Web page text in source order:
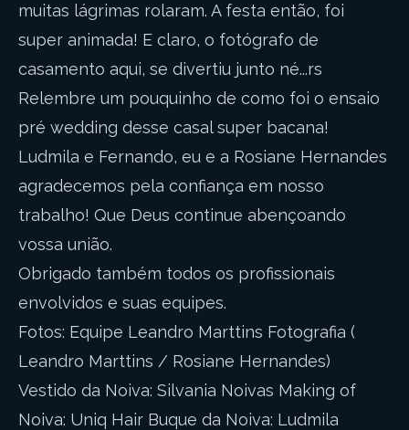
muitas lágrimas rolaram. A festa então, foi
super animada! E claro, o fotógrafo de
casamento aqui, se divertiu junto né...rs
Relembre um pouquinho de como foi o ensaio
pré wedding desse casal super bacana!
Ludmila e Fernando, eu e a Rosiane Hernandes
agradecemos pela confiança em nosso
trabalho! Que Deus continue abençoando
vossa união.
Obrigado também todos os profissionais
envolvidos e suas equipes.
Fotos: Equipe Leandro Marttins Fotografia (
Leandro Marttins / Rosiane Hernandes)
Vestido da Noiva: Silvania Noivas Making of
Noiva: Uniq Hair Buque da Noiva: Ludmila